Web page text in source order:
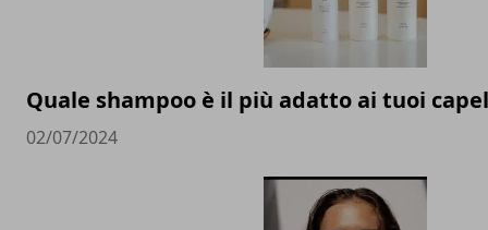
Quale shampoo è il più adatto ai tuoi
02/07/2024